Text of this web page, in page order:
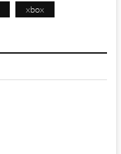
xbox